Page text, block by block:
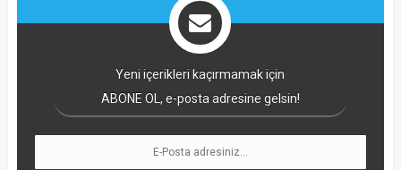
Yeni içerikleri kaçırmamak için
ABONE OL, e-posta adresine gelsin!